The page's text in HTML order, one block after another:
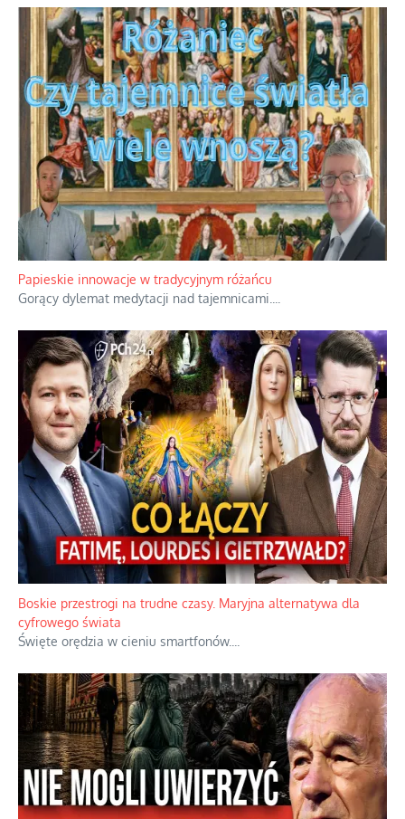
Papieskie innowacje w tradycyjnym różańcu
Gorący dylemat medytacji nad tajemnicami.
Boskie przestrogi na trudne czasy. Maryjna alternatywa dla
cyfrowego świata
Święte orędzia w cieniu smartfonów.